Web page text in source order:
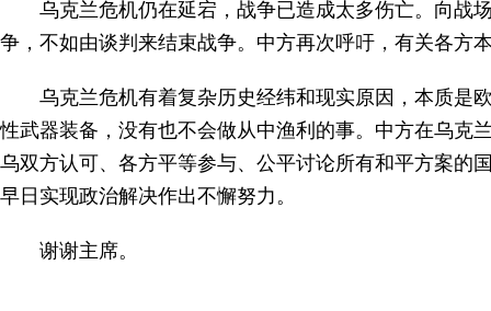
乌克兰危机仍在延宕，战争已造成太多伤亡。向战
争，不如由谈判来结束战争。中方再次呼吁，有关各方
乌克兰危机有着复杂历史经纬和现实原因，本质是
性武器装备，没有也不会做从中渔利的事。中方在乌克
乌双方认可、各方平等参与、公平讨论所有和平方案的
早日实现政治解决作出不懈努力。
谢谢主席。